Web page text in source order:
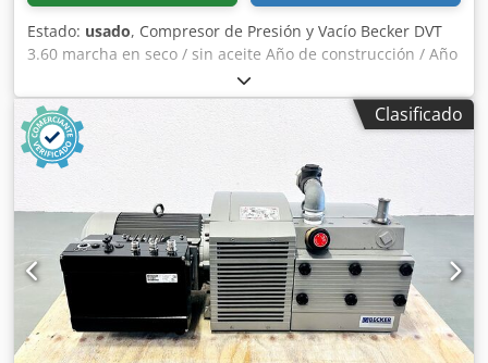
Estado: usado, Compresor de Presión y Vacío Becker DVT
3.60 marcha en seco / sin aceite Año de construcción / Año
2015 - SN. D2953819 60m3/h Caudal volumétrico 50 Hz /
Caudal volumétrico 50 Hz - 58 m³/h Presión/Vacío relativo
50 Hz / Presión/Vacío relativo 50 Hz - ±0,6 bar Salida 50
Hz / Potencia 50 Hz - 3,0 kW Nivel de sonido 50 Hz / Nivel
de ruido 50 Hz - 74…75 dB(A) Caudal volumétrico 60 Hz /
Caudal volumétrico 60 Hz - 69 m³/h Presión/Vacío relativo
60 Hz / Presión/Vacío relativo 60 Hz - ±0,6 bar Salida 60
Hz / Potencia 60 Hz - 3,6 kW Djdpfsvk R I Uex Agyock Nivel
de sonido 60 Hz / Nivel de ruido 60 Hz - 75…76 dB(A) Peso /
Peso - 47 kg sin motor (sin motor) Inspección de video en
línea por WhatsApp - MS Zoom - Telegram En stock
Emskirchen/Nuremberg - Disponible inmediatamente - Se
puede probar
Clasificado